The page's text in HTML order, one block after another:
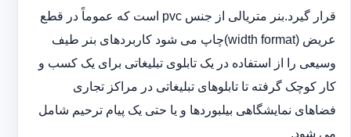
قرار گیرد.بنر متریالی از جنس pvc است که عموماً در قطع
عریض (width format)چاپ می شود کاربردهای بنر طیف
وسیعی را از استفاده در یک تابلوی تبلیغاتی برای یک کسب و
کار کوچک گرفته تا تابلوهای تبلیغاتی در مراکز تجاری
فضاهای نمایشگاهی بیلبوردها و یا حتی یک پیام ترحیم شامل
می شود.